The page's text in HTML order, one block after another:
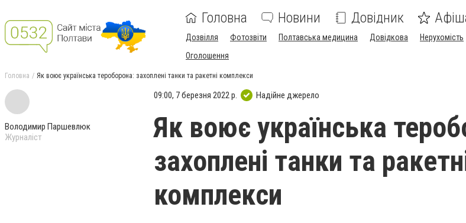
Головна Новини Довідник
Дозвілля Фотозвіти Полтавська медицина Довідкова Нерухомість
Оголошення
Головна Як воює українська тероборона: захоплені танки та ракетні комплекси
Володимир Паршевлюк
Журналіст
09:00, 7 березня 2022 р. Надійне джерело
Як воює українська
захоплені танки та
комплекси